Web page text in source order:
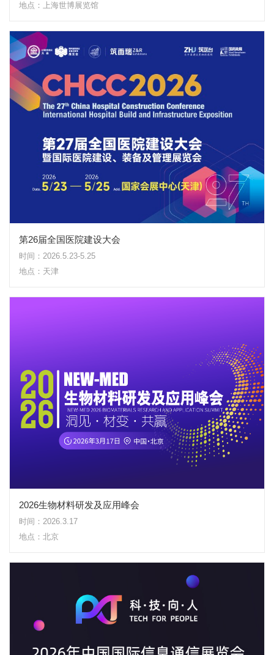
地点：上海世博展览馆
第26届全国医院建设大会
时间：2026.5.23-5.25
地点：天津
2026生物材料研发及应用峰会
时间：2026.3.17
地点：北京